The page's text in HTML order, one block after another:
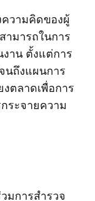
ความคิดของผู้
ามารถในการ
าน ตั้งแต่การ
นถึงแผนการ
ตลาดเพื่อการ
ระจายความ
มการสำรวจ